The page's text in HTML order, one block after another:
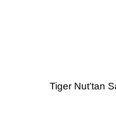
Tiger Nut’tan